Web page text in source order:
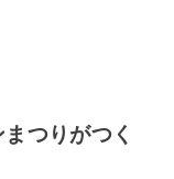
つりがつく